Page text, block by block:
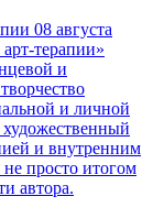
08 августа
терапии»
и
и личной
и внутренним
не просто итогом
автора.